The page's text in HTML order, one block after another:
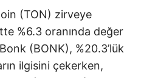
(TON) zirveye
%6.3 oranında değer
(BONK), %20.3’lük
ilgisini çekerken,